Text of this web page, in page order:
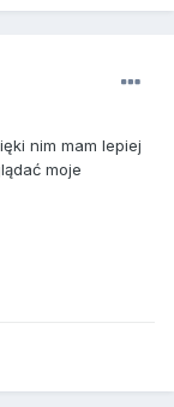
nim mam lepiej
moje